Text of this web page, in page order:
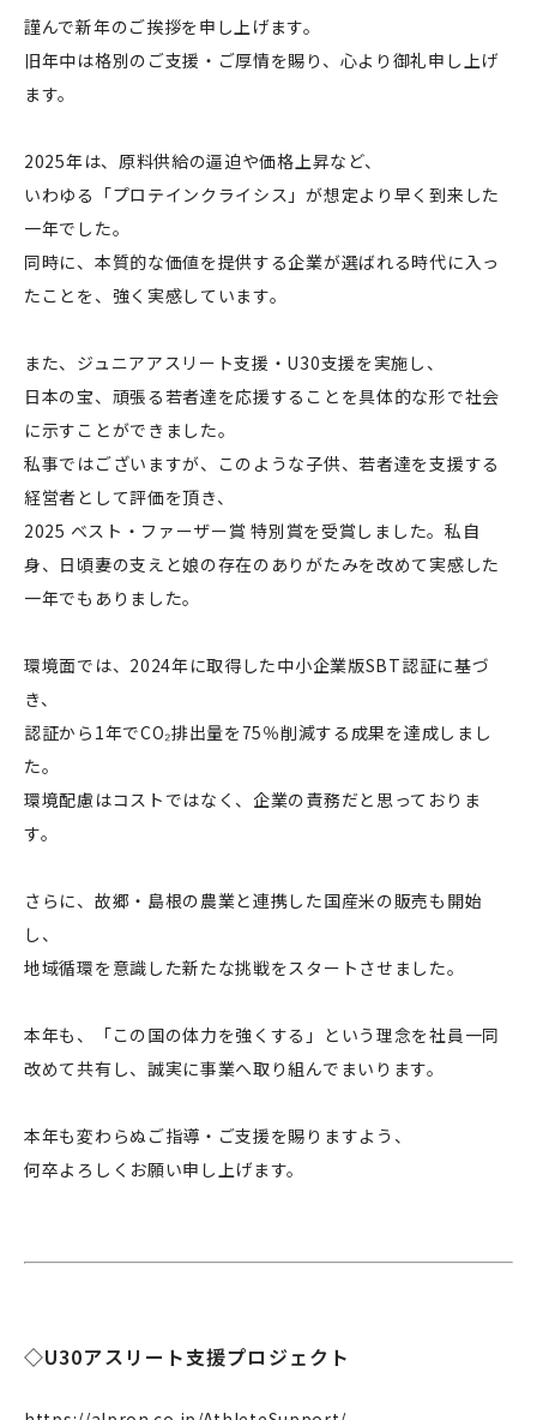
謹んで新年のご挨拶を申し上げます。
旧年中は格別のご支援・ご厚情を賜り、心より御礼申し上げ
ます。
2025年は、原料供給の逼迫や価格上昇など、
いわゆる「プロテインクライシス」が想定より早く到来した
一年でした。
同時に、本質的な価値を提供する企業が選ばれる時代に入っ
たことを、強く実感しています。
また、ジュニアアスリート支援・U30支援を実施し、
日本の宝、頑張る若者達を応援することを具体的な形で社会
に示すことができました。
私事ではございますが、このような子供、若者達を支援する
経営者として評価を頂き、
2025 ベスト・ファーザー賞 特別賞を受賞しました。私自
身、日頃妻の支えと娘の存在のありがたみを改めて実感した
一年でもありました。
環境面では、2024年に取得した中小企業版SBT認証に基づ
き、
認証から1年でCO₂排出量を75％削減する成果を達成しまし
た。
環境配慮はコストではなく、企業の責務だと思っておりま
す。
さらに、故郷・島根の農業と連携した国産米の販売も開始
し、
地域循環を意識した新たな挑戦をスタートさせました。
本年も、「この国の体力を強くする」という理念を社員一同
改めて共有し、誠実に事業へ取り組んでまいります。
本年も変わらぬご指導・ご支援を賜りますよう、
何卒よろしくお願い申し上げます。
◇U30アスリート支援プロジェクト